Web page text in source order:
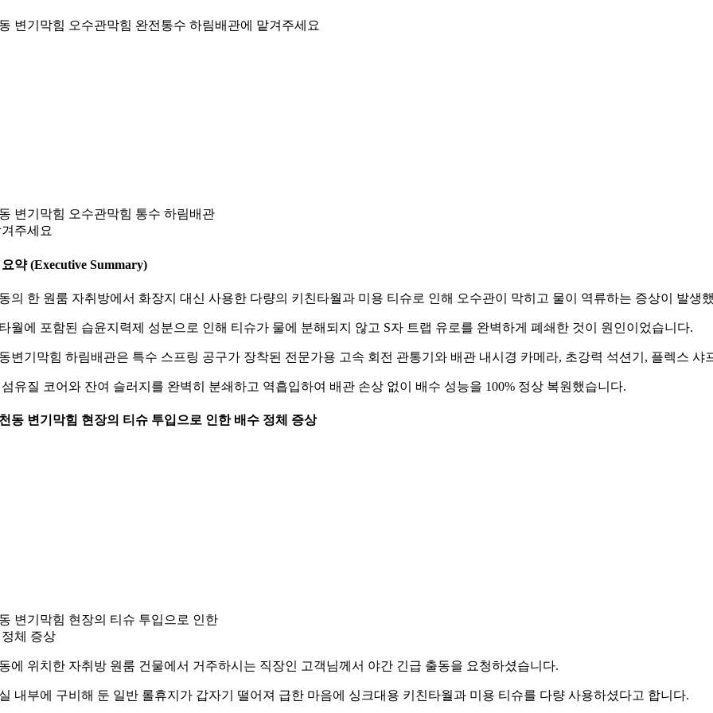
변기막힘 오수관막힘 완전통수 하림배관에 맡겨주세요
변기막힘 오수관막힘 통수 하림배관
주세요
약 (Executive Summary)
의 한 원룸 자취방에서 화장지 대신 사용한 다량의 키친타월과 미용 티슈로 인해 오수관이 막히고 물이 역류하는 증상이 발생
월에 포함된 습윤지력제 성분으로 인해 티슈가 물에 분해되지 않고 S자 트랩 유로를 완벽하게 폐쇄한 것이 원인이었습니다.
변기막힘 하림배관은 특수 스프링 공구가 장착된 전문가용 고속 회전 관통기와 배관 내시경 카메라, 초강력 석션기, 플렉스 샤
유질 코어와 잔여 슬러지를 완벽히 분쇄하고 역흡입하여 배관 손상 없이 배수 성능을 100% 정상 복원했습니다.
동 변기막힘 현장의 티슈 투입으로 인한 배수 정체 증상
변기막힘 현장의 티슈 투입으로 인한
체 증상
에 위치한 자취방 원룸 건물에서 거주하시는 직장인 고객님께서 야간 긴급 출동을 요청하셨습니다.
내부에 구비해 둔 일반 롤휴지가 갑자기 떨어져 급한 마음에 싱크대용 키친타월과 미용 티슈를 다량 사용하셨다고 합니다.